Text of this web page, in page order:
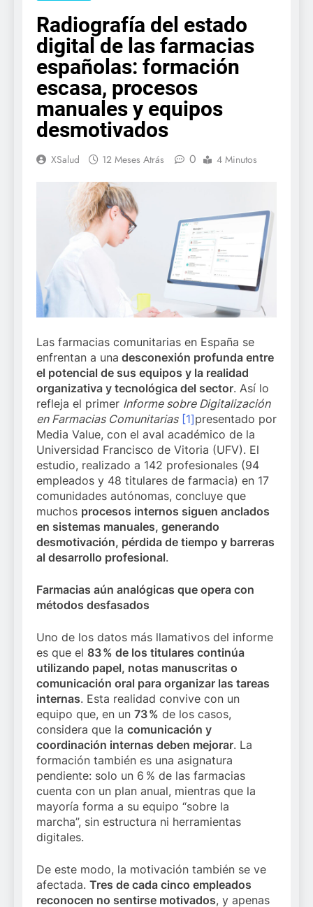
Radiografía del estado
digital de las farmacias
españolas: formación
escasa, procesos
manuales y equipos
desmotivados
XSalud 12 Meses Atrás 0 4 Minutos
Las farmacias comunitarias en España se
enfrentan a una desconexión profunda entre
el potencial de sus equipos y la realidad
organizativa y tecnológica del sector. Así lo
refleja el primer Informe sobre Digitalización
en Farmacias Comunitarias [1]presentado por
Media Value, con el aval académico de la
Universidad Francisco de Vitoria (UFV). El
estudio, realizado a 142 profesionales (94
empleados y 48 titulares de farmacia) en 17
comunidades autónomas, concluye que
muchos procesos internos siguen anclados
en sistemas manuales, generando
desmotivación, pérdida de tiempo y barreras
al desarrollo profesional.
Farmacias aún analógicas que opera con
métodos desfasados
Uno de los datos más llamativos del informe
es que el 83 % de los titulares continúa
utilizando papel, notas manuscritas o
comunicación oral para organizar las tareas
internas. Esta realidad convive con un
equipo que, en un 73 % de los casos,
considera que la comunicación y
coordinación internas deben mejorar. La
formación también es una asignatura
pendiente: solo un 6 % de las farmacias
cuenta con un plan anual, mientras que la
mayoría forma a su equipo “sobre la
marcha”, sin estructura ni herramientas
digitales.
De este modo, la motivación también se ve
afectada. Tres de cada cinco empleados
reconocen no sentirse motivados, y apenas